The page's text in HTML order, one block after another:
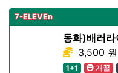
7-ELEVEn
동화)배러
3,500 원
1+1
개꿀